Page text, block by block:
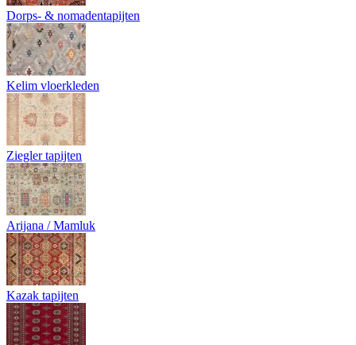
Dorps- & nomadentapijten
Kelim vloerkleden
Ziegler tapijten
Arijana / Mamluk
Kazak tapijten